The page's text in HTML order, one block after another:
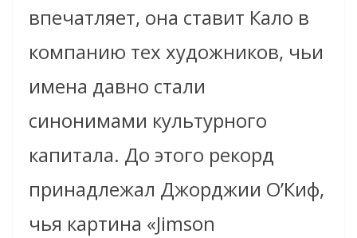
впечатляет, она ставит Кало в
компанию тех художников, чьи
имена давно стали
синонимами культурного
капитала. До этого рекорд
принадлежал Джорджии О’Киф,
чья картина «Jimson